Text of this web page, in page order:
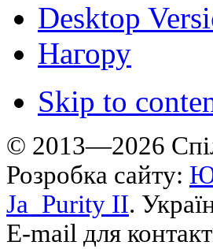
Desktop
Нагору
Skip to
© 2013—2026
Розробка сайту:
Ja_Purity II.
E-mail для